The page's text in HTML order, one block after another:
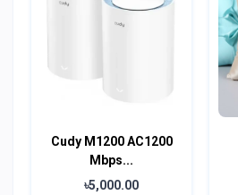
Cudy M1200 AC1200
Mbps...
৳5,000.00